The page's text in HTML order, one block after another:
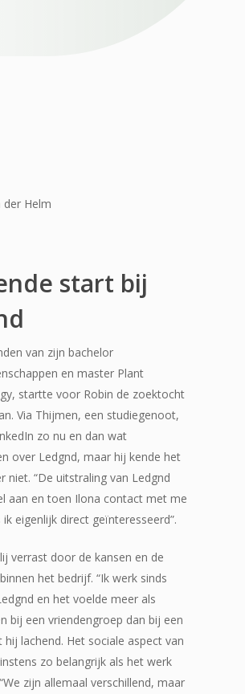
start bij
van zijn bachelor
en master Plant
startte voor Robin de zoektocht
Via Thijmen, een studiegenoot,
zo nu en dan wat
over Ledgnd, maar hij kende het
niet. “De uitstraling van Ledgnd
aan en toen Ilona contact met me
eigenlijk direct geïnteresseerd”.
verrast door de kansen en de
het bedrijf. “Ik werk sinds
en het voelde meer als
bij een vriendengroep dan bij een
hij lachend. Het sociale aspect van
zo belangrijk als het werk
zijn allemaal verschillend, maar